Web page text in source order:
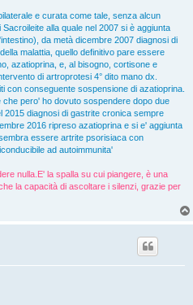
e curata come tale, senza alcun
alla quale nel 2007 si è aggiunta
da metà dicembre 2007 diagnosi di
malattia, quello definitivo pare essere
azatioprina, e, al bisogno, cortisone e
di artroprotesi 4° dito mano dx.
con conseguente sospensione di azatioprina.
pero' ho dovuto sospendere dopo due
2015 diagnosi di gastrite cronica sempre
2016 ripreso azatioprina e si e' aggiunta
essere artrite psorisiaca con
ad autoimmunita'
nulla.E' la spalla su cui piangere, è una
la capacità di ascoltare i silenzi, grazie per